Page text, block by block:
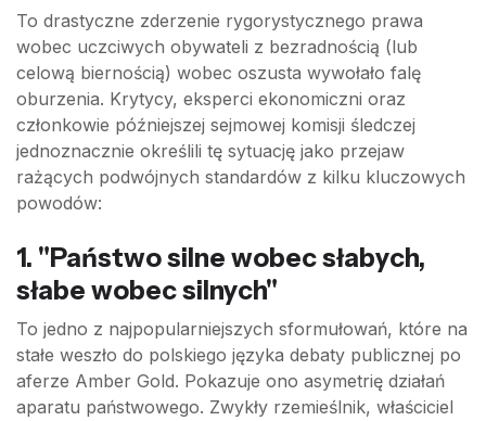
To drastyczne zderzenie rygorystycznego prawa
wobec uczciwych obywateli z bezradnością (lub
celową biernością) wobec oszusta wywołało falę
oburzenia. Krytycy, eksperci ekonomiczni oraz
członkowie późniejszej sejmowej komisji śledczej
jednoznacznie określili tę sytuację jako przejaw
rażących podwójnych standardów z kilku kluczowych
powodów:
1. "Państwo silne wobec słabych,
słabe wobec silnych"
To jedno z najpopularniejszych sformułowań, które na
stałe weszło do polskiego języka debaty publicznej po
aferze Amber Gold. Pokazuje ono asymetrię działań
aparatu państwowego. Zwykły rzemieślnik, właściciel